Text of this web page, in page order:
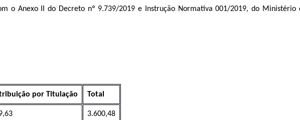
o Anexo II do Decreto nº 9.739/2019 e Instrução Normativa 001/2019, do Ministério
por Titulação Total
3.600,48